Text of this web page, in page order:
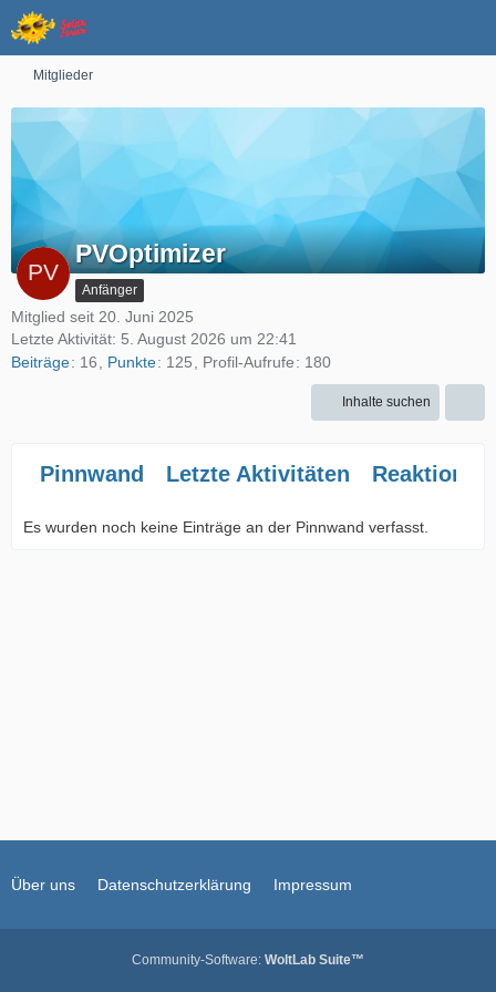
Mitglieder
PVOptimizer
Anfänger
Mitglied seit 20. Juni 2025
Letzte Aktivität: 5. August 2026 um 22:41
Beiträge
16 Punkte 125 Profil-Aufrufe 180
Inhalte suchen
Pinnwand Letzte Aktivitäten Reaktionen
Es wurden noch keine Einträge an der Pinnwand verfasst.
Über uns Datenschutzerklärung Impressum
Community-Software: WoltLab Suite™